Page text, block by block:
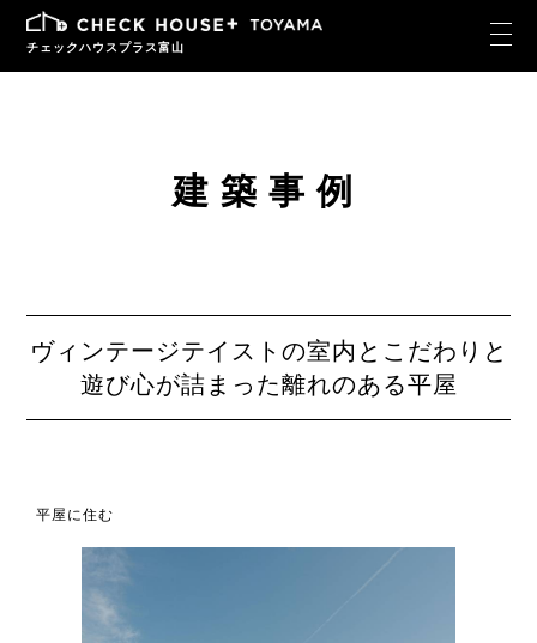
チェックハウスプラス富山
建築事例
ヴィンテージテイストの室内とこだわりと
遊び心が詰まった離れのある平屋
平屋に住む